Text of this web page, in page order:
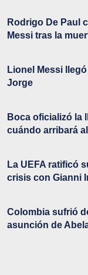
Rodrigo De Paul
Messi tras la
Lionel Messi
Jorge
Boca oficializó la
cuándo arribará
La UEFA ratificó
crisis con Gianni
Colombia sufrió
asunción de